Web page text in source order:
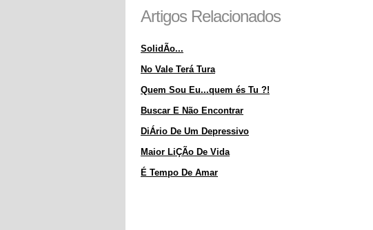
Artigos Relacionados
SolidÃo...
No Vale Terá Tura
Quem Sou Eu...quem és Tu ?!
Buscar E Não Encontrar
DiÁrio De Um Depressivo
Maior LiÇÃo De Vida
É Tempo De Amar